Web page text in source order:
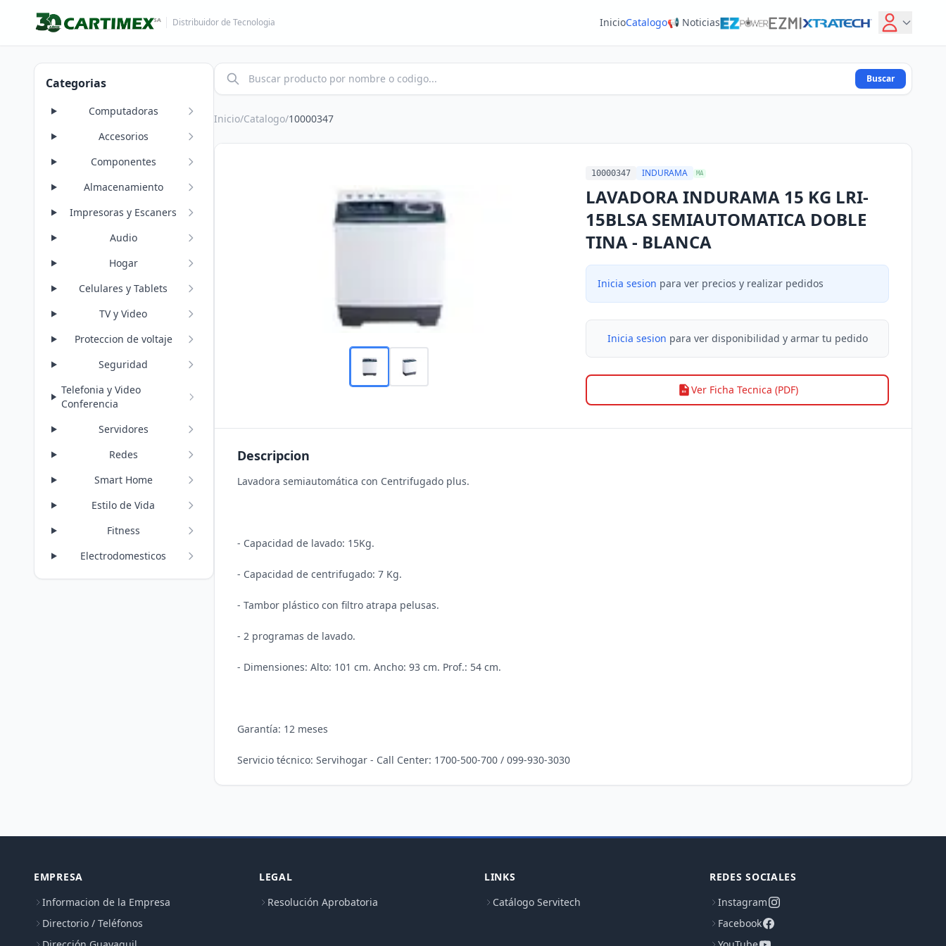
Distribuidor de Tecnologia InicioCatalogo📢 Noticias
Categorias
Computadoras
Accesorios
Componentes
Almacenamiento
Impresoras y Escaners
Audio
Hogar
Celulares y Tablets
TV y Video
Proteccion de voltaje
Seguridad
Telefonia y Video
Conferencia
Servidores
Redes
Smart Home
Estilo de Vida
Fitness
Electrodomesticos
Buscar
Inicio/Catalogo/10000347
10000347 INDURAMA MA
LAVADORA INDURAMA 15 KG LRI-
15BLSA SEMIAUTOMATICA DOBLE
TINA - BLANCA
Inicia sesion para ver precios y realizar pedidos
Inicia sesion para ver disponibilidad y armar tu pedido
Ver Ficha Tecnica (PDF)
Descripcion
Lavadora semiautomática con Centrifugado plus.
- Capacidad de lavado: 15Kg.
- Capacidad de centrifugado: 7 Kg.
- Tambor plástico con filtro atrapa pelusas.
- 2 programas de lavado.
- Dimensiones: Alto: 101 cm. Ancho: 93 cm. Prof.: 54 cm.
Garantía: 12 meses
Servicio técnico: Servihogar - Call Center: 1700-500-700 / 099-930-3030
EMPRESA
Informacion de la Empresa
Directorio / Teléfonos
LEGAL
Resolución Aprobatoria
LINKS
Catálogo Servitech
REDES SOCIALES
Instagram
Facebook